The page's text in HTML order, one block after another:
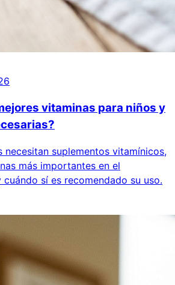
vitaminas para niños y
necesitan suplementos vitamínicos,
más importantes en el
sí es recomendado su uso.